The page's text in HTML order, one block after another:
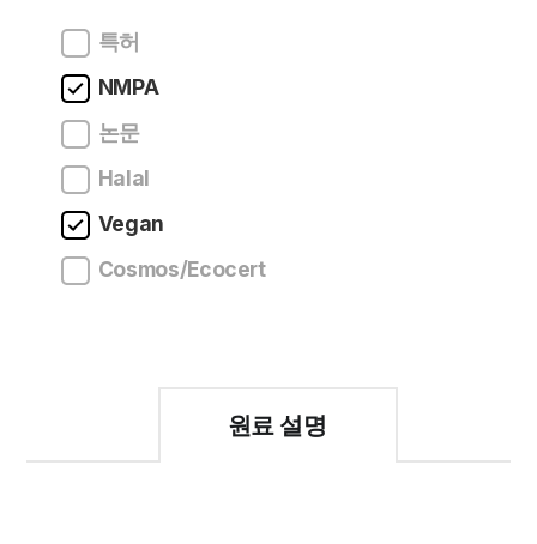
특허
NMPA
논문
Halal
Vegan
Cosmos/Ecocert
원료 설명